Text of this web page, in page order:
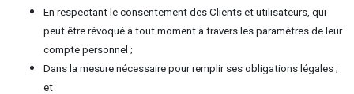
En respectant le consentement des Clients et utilisateurs, qui
peut être révoqué à tout moment à travers les paramètres de leur
compte personnel ;
Dans la mesure nécessaire pour remplir ses obligations légales ;
et